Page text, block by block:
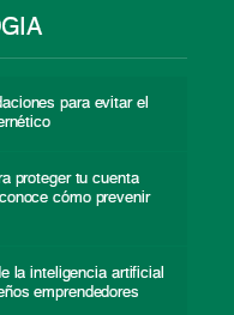
para evitar el
proteger tu cuenta
cómo prevenir
la inteligencia artificial
emprendedores